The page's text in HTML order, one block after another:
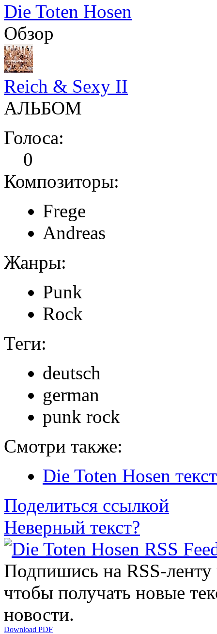
Die Toten Hosen
Обзор
Reich & Sexy II
АЛЬБОМ
Голоса:
0
Композиторы:
Frege
Andreas
Жанры:
Punk
Rock
Теги:
deutsch
german
punk rock
Смотри также:
Die Toten Hosen
Поделиться ссылкой
Неверный текст?
Подпишись на RSS-
чтобы получать новые
новости.
Download PDF